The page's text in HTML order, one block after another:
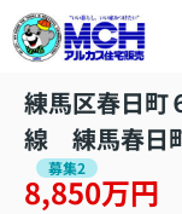
練馬区春日
線 練馬春日
募集2
8,850万円